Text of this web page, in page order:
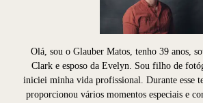
Olá, sou o Glauber Matos, tenho 39 anos,
Clark e esposo da Evelyn. Sou filho de
iniciei minha vida profissional. Durante esse
proporcionou vários momentos especiais e